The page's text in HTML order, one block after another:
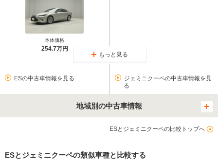
本体価格
254.7万円
もっと見る
ESの中古車情報を見る
ジェミニクーペの中古車情報を見
る
地域別の中古車情報
ESとジェミニクーペの比較トップへ
ESとジェミニクーペの類似車種と比較する